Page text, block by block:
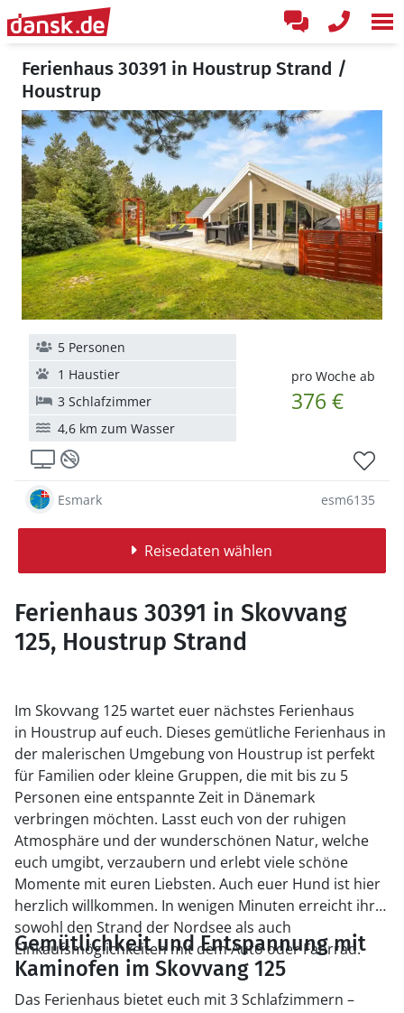
Ferienhaus 30391 in Houstrup Strand /
Houstrup
pro Woche ab
376 €
5 Personen
1 Haustier
3 Schlafzimmer
4,6 km zum Wasser
Esmark esm6135
Reisedaten wählen
Ferienhaus 30391 in Skovvang
125, Houstrup Strand
Im Skovvang 125 wartet euer nächstes Ferienhaus
in Houstrup auf euch. Dieses gemütliche Ferienhaus in
der malerischen Umgebung von Houstrup ist perfekt
für Familien oder kleine Gruppen, die mit bis zu 5
Personen eine entspannte Zeit in Dänemark
verbringen möchten. Lasst euch von der ruhigen
Atmosphäre und der wunderschönen Natur, welche
euch umgibt, verzaubern und erlebt viele schöne
Momente mit euren Liebsten. Auch euer Hund ist hier
herzlich willkommen. In wenigen Minuten erreicht ihr
sowohl den Strand der Nordsee als auch
Einkaufsmöglichkeiten mit dem Auto oder Fahrrad.
Gemütlichkeit und Entspannung mit
Kaminofen im Skovvang 125
Das Ferienhaus bietet euch mit 3 Schlafzimmern –